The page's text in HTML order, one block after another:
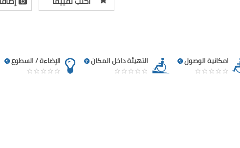
امكانية الوصول التهيئة داخل المكان الإضاءة / السطوع